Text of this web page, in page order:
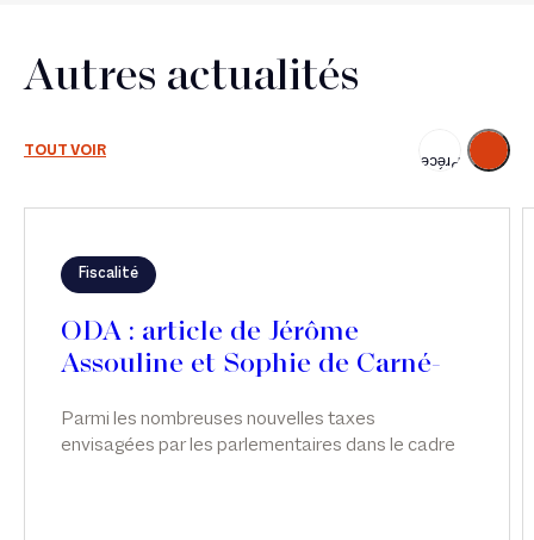
Autres actualités
TOUT VOIR
Précédent
Suivant
Fiscalité
Parmi les nombreuses nouvelles taxes
envisagées par les parlementaires dans le cadre
ODA : article de Jérôme
Assouline et Sophie de Carné-